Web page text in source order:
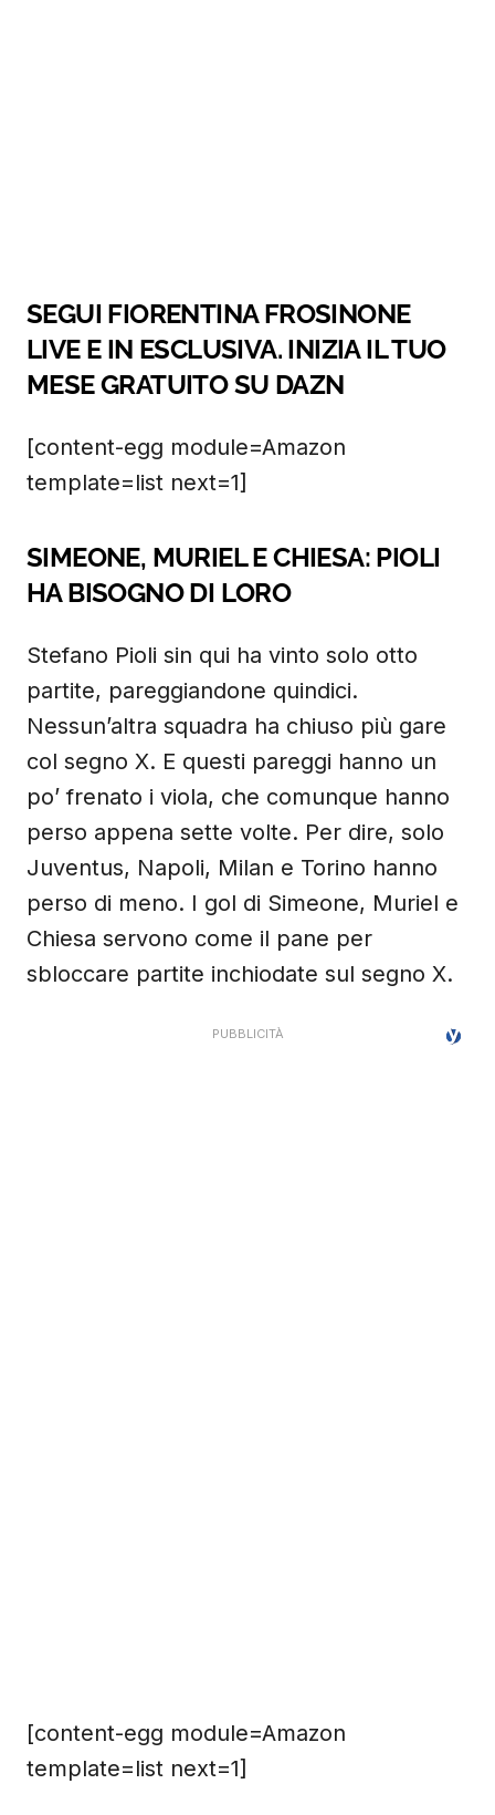
SEGUI FIORENTINA FROSINONE
LIVE E IN ESCLUSIVA. INIZIA IL TUO
MESE GRATUITO SU DAZN
[content-egg module=Amazon
template=list next=1]
SIMEONE, MURIEL E CHIESA: PIOLI
HA BISOGNO DI LORO
Stefano Pioli sin qui ha vinto solo otto
partite, pareggiandone quindici.
Nessun’altra squadra ha chiuso più gare
col segno X. E questi pareggi hanno un
po’ frenato i viola, che comunque hanno
perso appena sette volte. Per dire, solo
Juventus, Napoli, Milan e Torino hanno
perso di meno. I gol di Simeone, Muriel e
Chiesa servono come il pane per
sbloccare partite inchiodate sul segno X.
[content-egg module=Amazon
template=list next=1]